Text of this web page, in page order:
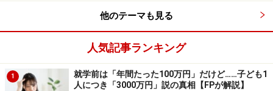
行き過ぎた完璧主義の子育てとは、何事にも子どもに高
い成果を求める子育てのことです。一見これは、良いよ
うにも感じますが、行き過ぎると、子どもはどれだけ頑
張っても達成感を持てなかったり、少しでもつまづきが
あるとそこから先に進めなくなったり、完璧にできなけ
他のテーマも見る
人気記事ランキング
1
就学前は「年間たった100万円」だけど……子ども1
人につき「3000万円」説の真相【FPが解説】